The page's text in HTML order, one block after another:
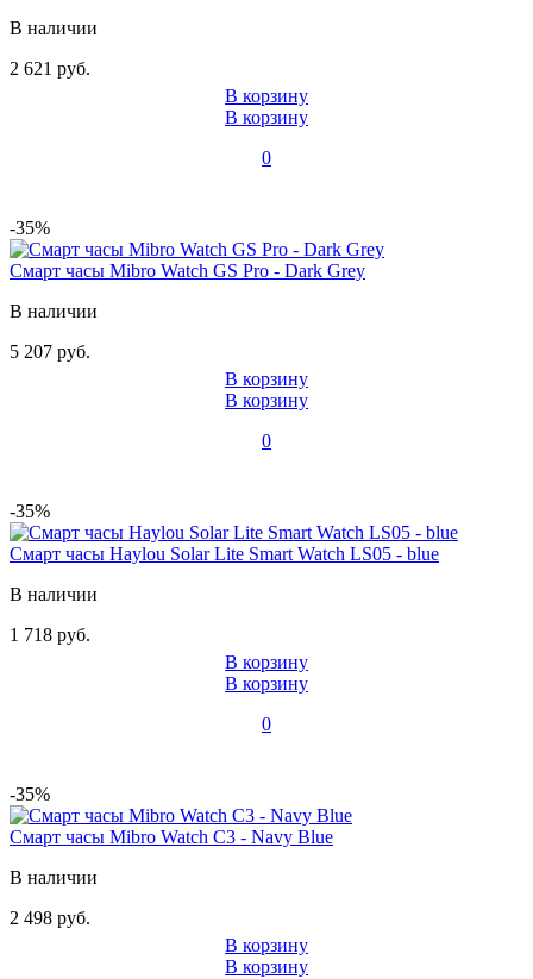
В наличии
2 621 руб.
В корзину
В корзину
0
-35%
Смарт часы Mibro Watch GS Pro - Dark Grey
В наличии
5 207 руб.
В корзину
В корзину
0
-35%
Смарт часы Haylou Solar Lite Smart Watch LS05 - blue
В наличии
1 718 руб.
В корзину
В корзину
0
-35%
Смарт часы Mibro Watch C3 - Navy Blue
В наличии
2 498 руб.
В корзину
В корзину